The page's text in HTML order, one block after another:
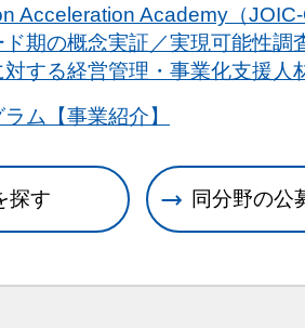
Acceleration Academy（
ド期の概念実証／実現可能性
対する経営管理・事業化支援
ム【事業紹介】
探す 同分野の公